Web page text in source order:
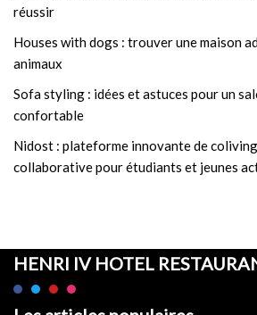
réussir
Houses with dogs : trouver une maison
animaux
Sofa styling : idées et astuces pour un
confortable
Nidost : plateforme innovante de
collaborative pour étudiants et jeunes
HENRI IV HOTEL